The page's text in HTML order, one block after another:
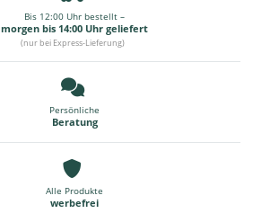
Bis 12:00 Uhr bestellt –
morgen bis 14:00 Uhr geliefert
(nur bei Express-Lieferung)
Persönliche
Beratung
Alle Produkte
werbefrei